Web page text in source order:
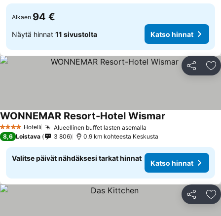
Alkaen 94 €
Näytä hinnat 11 sivustolta Katso hinnat
Jaa
4 Tähtiluokitus
Hotelli Alueellinen buffet lasten asemalla
WONNEMAR Resort-Hotel Wismar
8,6 Loistava 3 806 0.9 km kohteesta Keskusta
Valitse päivät nähdäksesi tarkat hinnat
Katso hinnat
Jaa